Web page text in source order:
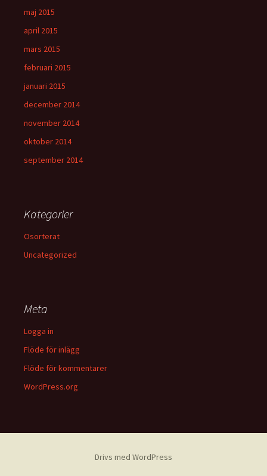
maj 2015
april 2015
mars 2015
februari 2015
januari 2015
december 2014
november 2014
oktober 2014
september 2014
Kategorier
Osorterat
Uncategorized
Meta
Logga in
Flöde för inlägg
Flöde för kommentarer
WordPress.org
Drivs med WordPress